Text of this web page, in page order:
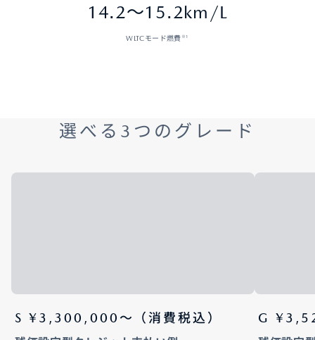
14.2～15.2km/L
WLTCモード燃費 ※1
選べる3つのグレード
S ¥3,300,000～（消費税込） G